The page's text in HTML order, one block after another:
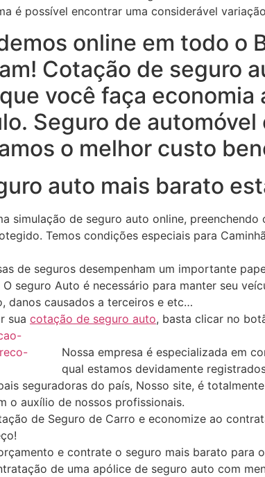
é possível encontrar uma considerável
online em todo o
Cotação de seguro
você faça
Seguro de
o melhor custo
auto mais barato
simulação de seguro auto online,
Temos condições especiais para
de seguros desempenham um importante
O seguro Auto é necessário para manter seu
danos causados a terceiros e etc…
sua cotação de seguro auto, basta clicar no
Nossa empresa é especializada em
qual estamos devidamente
seguradoras do país, Nosso site, é
o auxílio de nossos profissionais.
de Seguro de Carro e economize ao
e contrate o seguro mais barato para
de uma apólice de seguro auto com